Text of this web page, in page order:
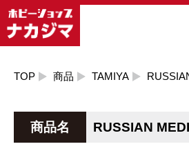
TOP 商品 TAMIYA
商品名 RUSSIAN